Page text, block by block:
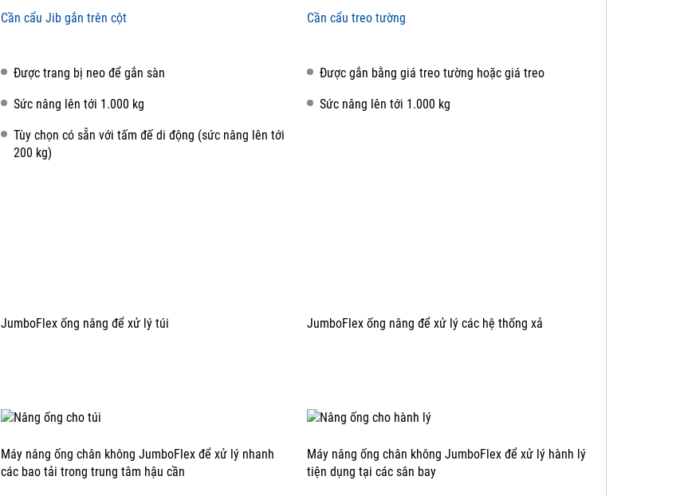
Cần cẩu Jib gắn trên cột
Được trang bị neo để gắn sàn
Sức nâng lên tới 1.000 kg
Tùy chọn có sẵn với tấm đế di động (sức nâng lên tới
200 kg)
Cần cẩu treo tường
Được gắn bằng giá treo tường hoặc giá treo
Sức nâng lên tới 1.000 kg
JumboFlex ống nâng để xử lý túi JumboFlex ống nâng để xử lý các hệ thống xả
Máy nâng ống chân không JumboFlex để xử lý nhanh
các bao tải trong trung tâm hậu cần
Máy nâng ống chân không JumboFlex để xử lý hành lý
tiện dụng tại các sân bay